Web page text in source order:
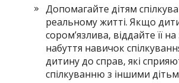
Допомагайте дітям
реальному житті. Якщо
сором’язлива, віддайте її
набуття навичок
дитину до справ, які
спілкуванню з іншими